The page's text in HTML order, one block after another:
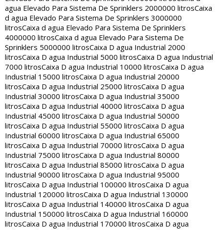
agua Elevado Para Sistema De Sprinklers 2000000 litrosCaixa
d agua Elevado Para Sistema De Sprinklers 3000000
litrosCaixa d agua Elevado Para Sistema De Sprinklers
4000000 litrosCaixa d agua Elevado Para Sistema De
Sprinklers 5000000 litrosCaixa D agua Industrial 2000
litrosCaixa D agua Industrial 5000 litrosCaixa D agua Industrial
7000 litrosCaixa D agua Industrial 10000 litrosCaixa D agua
Industrial 15000 litrosCaixa D agua Industrial 20000
litrosCaixa D agua Industrial 25000 litrosCaixa D agua
Industrial 30000 litrosCaixa D agua Industrial 35000
litrosCaixa D agua Industrial 40000 litrosCaixa D agua
Industrial 45000 litrosCaixa D agua Industrial 50000
litrosCaixa D agua Industrial 55000 litrosCaixa D agua
Industrial 60000 litrosCaixa D agua Industrial 65000
litrosCaixa D agua Industrial 70000 litrosCaixa D agua
Industrial 75000 litrosCaixa D agua Industrial 80000
litrosCaixa D agua Industrial 85000 litrosCaixa D agua
Industrial 90000 litrosCaixa D agua Industrial 95000
litrosCaixa D agua Industrial 100000 litrosCaixa D agua
Industrial 120000 litrosCaixa D agua Industrial 130000
litrosCaixa D agua Industrial 140000 litrosCaixa D agua
Industrial 150000 litrosCaixa D agua Industrial 160000
litrosCaixa D agua Industrial 170000 litrosCaixa D agua